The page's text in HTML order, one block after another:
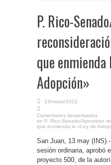
P. Rico-
que enmienda
Adopción»
13/mayo/2022
Comentarios desactivados
en P. Rico-Senado/Aprueban
que enmienda la «Ley de
San Juan, 13 may
sesión ordinaria, aprobó
proyecto 500, de la